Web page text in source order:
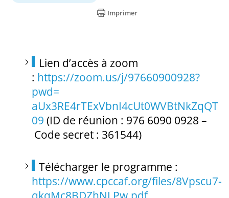
Imprimer
Lien d’accès à zoom
: https://zoom.us/j/97660900928?
pwd=
aUx3RE4rTExVbnI4cUt0WVBtNkZqQT
09 (ID de réunion : 976 6090 0928 –
Code secret : 361544)
Télécharger le programme :
https://www.cpccaf.org/files/8Vpscu7-